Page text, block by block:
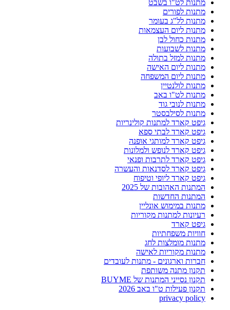
מתנות לט"ו בשבט
מתנות לפורים
מתנות לל"ג בעומר
מתנות ליום העצמאות
מתנות כחול לבן
מתנות לשבועות
מתנות למזל בתולה
מתנות ליום האישה
מתנות ליום המשפחה
מתנות לולנטיין
מתנות לט"ו באב
מתנות לנובי גוד
מתנות לסילבסטר
גיפט קארד למתנות קולינריות
גיפט קארד לבתי ספא
גיפט קארד למותגי אופנה
גיפט קארד לנופש ולמלונות
גיפט קארד לתרבות ופנאי
גיפט קארד לסדנאות והעשרה
גיפט קארד ליופי וטיפוח
המתנות האהובות של 2025
המתנות החדשות
מתנות במימוש אונליין
רעיונות למתנות מקוריות
גיפט קארד
חוויות משפחתיות
מתנות מומלצות לחג
מתנות מקוריות לאישה
חברות וארגונים - מתנות לעובדים
תקנון מתנה משותפת
תקנון נסייני המתנות של BUYME
תקנון פעילות ט"ו באב 2026
privacy policy